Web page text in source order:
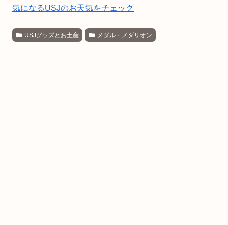
気になるUSJのお天気をチェック
USJグッズとお土産 メダル・メダリオン